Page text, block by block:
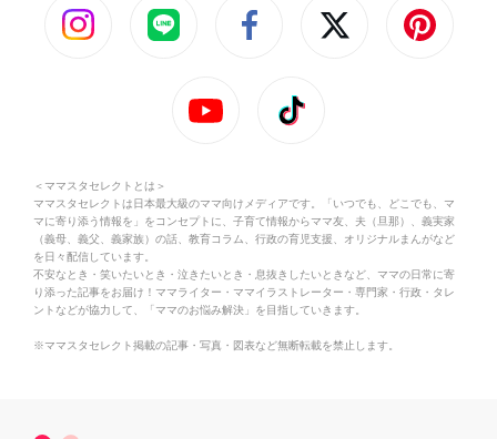
＜ママスタセレクトとは＞
ママスタセレクトは日本最大級のママ向けメディアです。「いつでも、どこでも、マ
マに寄り添う情報を」をコンセプトに、子育て情報からママ友、夫（旦那）、義実家
（義母、義父、義家族）の話、教育コラム、行政の育児支援、オリジナルまんがなど
を日々配信しています。
不安なとき・笑いたいとき・泣きたいとき・息抜きしたいときなど、ママの日常に寄
り添った記事をお届け！ママライター・ママイラストレーター・専門家・行政・タレ
ントなどが協力して、「ママのお悩み解決」を目指していきます。
※ママスタセレクト掲載の記事・写真・図表など無断転載を禁止します。